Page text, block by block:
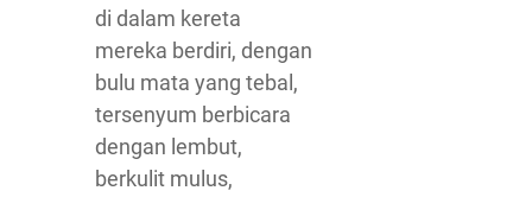
di dalam kereta
mereka berdiri, dengan
bulu mata yang tebal,
tersenyum berbicara
dengan lembut,
berkulit mulus,